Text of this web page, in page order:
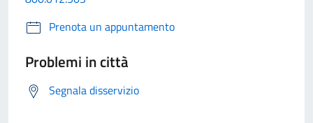
Prenota un appuntamento
Problemi in città
Segnala disservizio